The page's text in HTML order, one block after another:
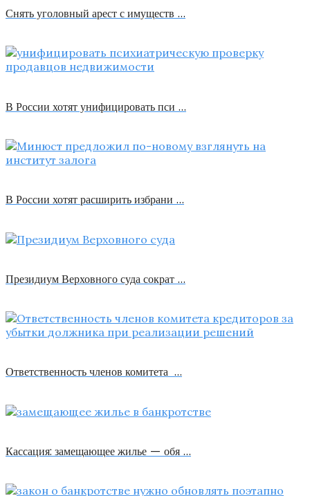
Снять уголовный арест с имуществ …
В России хотят унифицировать пси …
В России хотят расширить избрани …
Президиум Верховного суда сократ …
Ответственность членов комитета …
Кассация: замещающее жилье — обя …